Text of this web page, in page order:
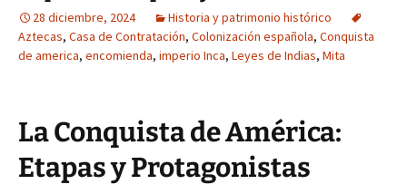
28 diciembre, 2024
Historia y patrimonio histórico
Aztecas, Casa de Contratación, Colonización española, Conquista
de america, encomienda, imperio Inca, Leyes de Indias, Mita
La Conquista de América:
Etapas y Protagonistas